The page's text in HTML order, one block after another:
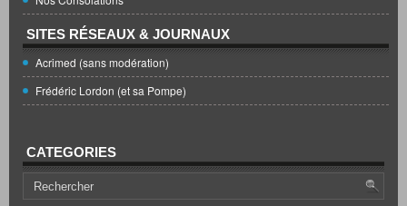
SITES RÉSEAUX & JOURNAUX
Acrimed (sans modération)
Frédéric Lordon (et sa Pompe)
CATEGORIES